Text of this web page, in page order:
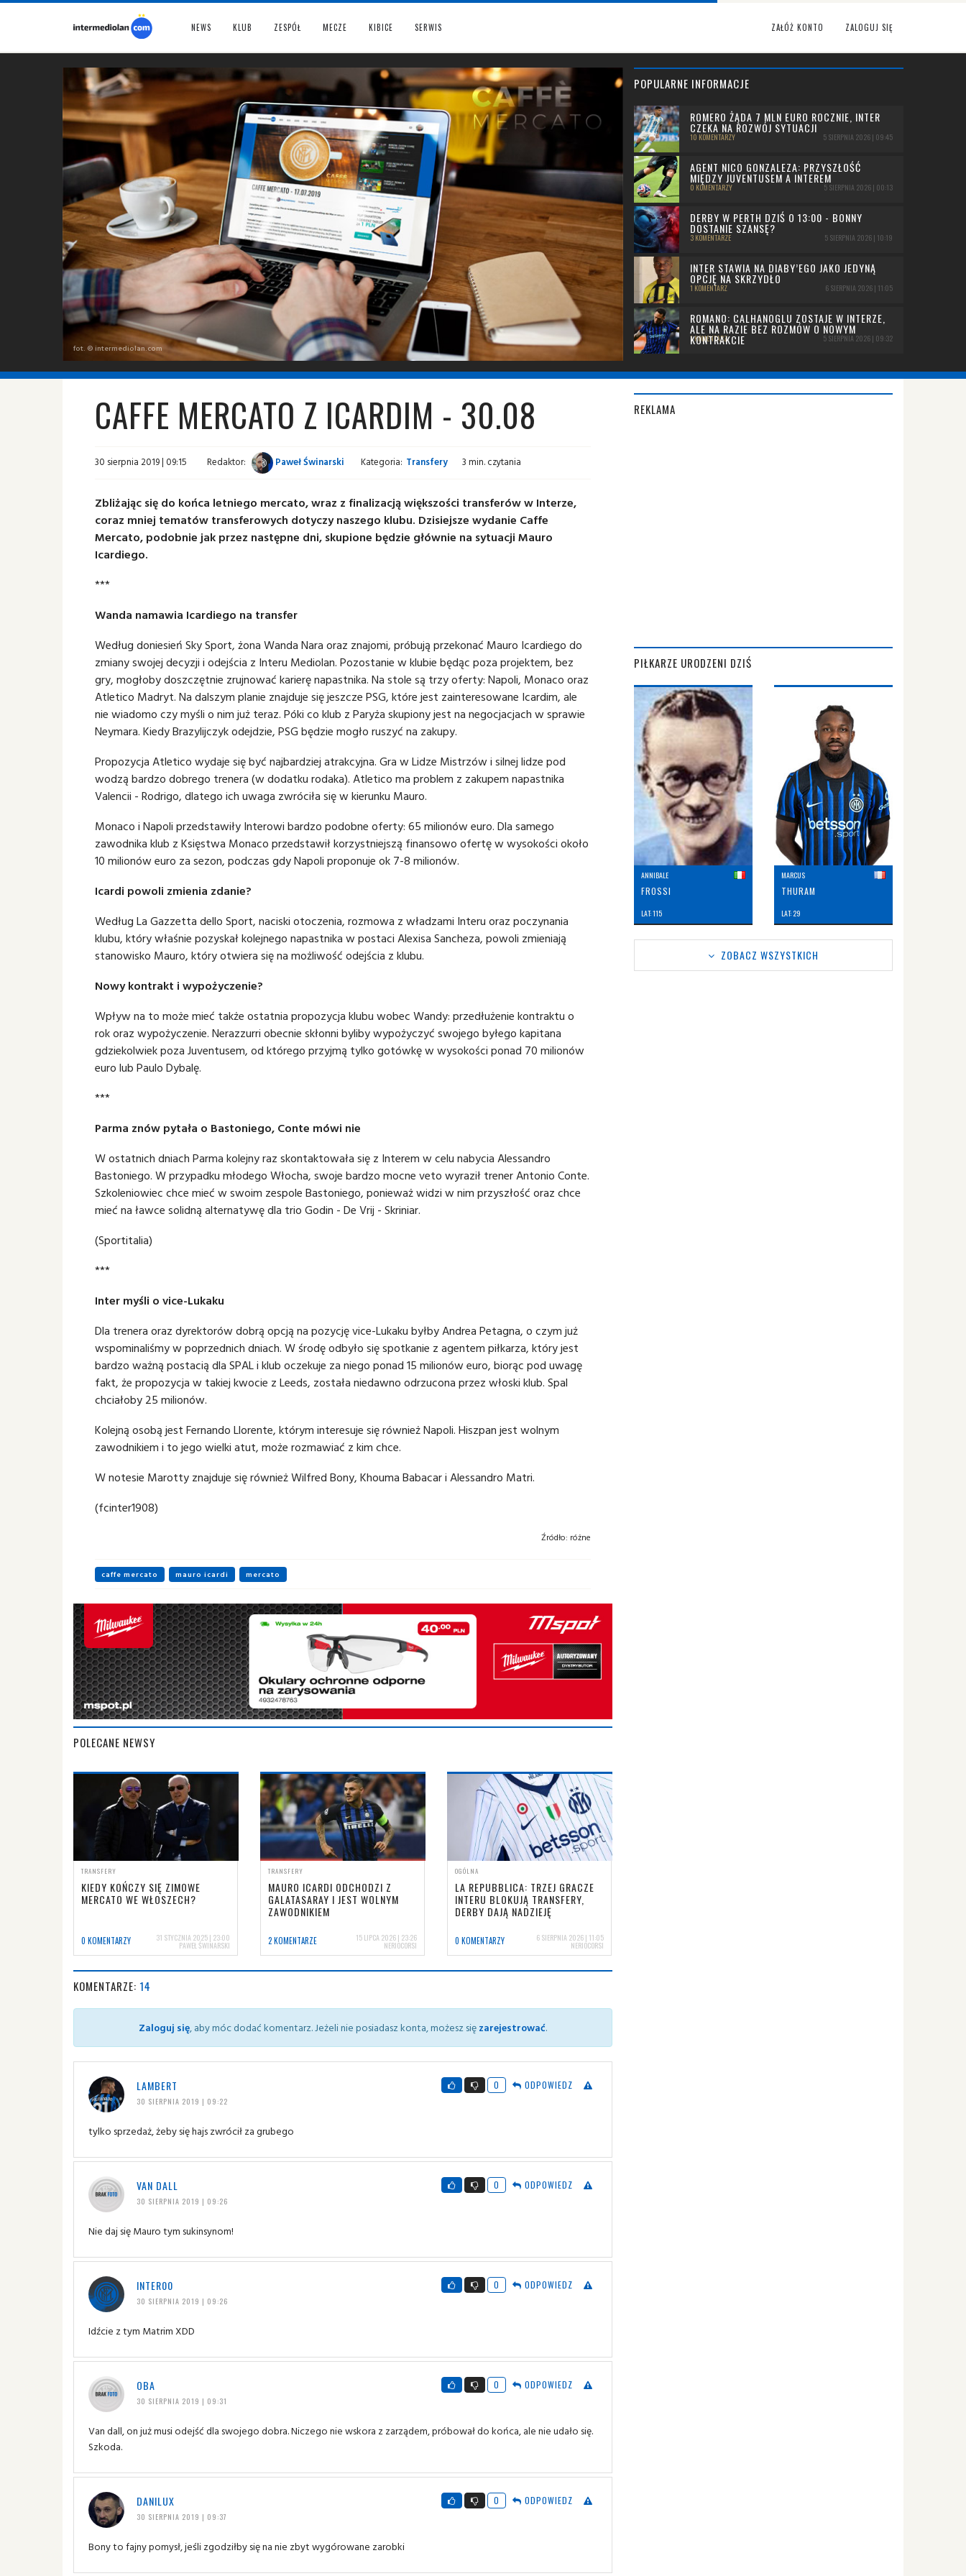
NEWS KLUB ZESPÓŁ MECZE KIBICE SERWIS ZAŁÓŻ KONTO ZALOGUJ SIĘ
fot. © intermediolan.com
POPULARNE INFORMACJE
ROMERO ŻĄDA 7 MLN EURO ROCZNIE, INTER
CZEKA NA ROZWÓJ SYTUACJI
10 KOMENTARZY 5 SIERPNIA 2026 | 09:45
AGENT NICO GONZALEZA: PRZYSZŁOŚĆ
MIĘDZY JUVENTUSEM A INTEREM
0 KOMENTARZY 5 SIERPNIA 2026 | 00:13
DERBY W PERTH DZIŚ O 13:00 - BONNY
DOSTANIE SZANSĘ?
3 KOMENTARZE 5 SIERPNIA 2026 | 10:19
INTER STAWIA NA DIABY’EGO JAKO JEDYNĄ
OPCJĘ NA SKRZYDŁO
1 KOMENTARZ 6 SIERPNIA 2026 | 11:05
ROMANO: CALHANOGLU ZOSTAJE W INTERZE,
ALE NA RAZIE BEZ ROZMÓW O NOWYM
KONTRAKCIE
1 KOMENTARZ 5 SIERPNIA 2026 | 09:32
CAFFE MERCATO Z ICARDIM - 30.08
30 sierpnia 2019 | 09:15 Redaktor: Paweł Świnarski Kategoria: Transfery 3 min. czytania
Zbliżając się do końca letniego mercato, wraz z finalizacją większości transferów w Interze,
coraz mniej tematów transferowych dotyczy naszego klubu. Dzisiejsze wydanie Caffe
Mercato, podobnie jak przez następne dni, skupione będzie głównie na sytuacji Mauro
Icardiego.
***
Wanda namawia Icardiego na transfer
Według doniesień Sky Sport, żona Wanda Nara oraz znajomi, próbują przekonać Mauro Icardiego do
zmiany swojej decyzji i odejścia z Interu Mediolan. Pozostanie w klubie będąc poza projektem, bez
gry, mogłoby doszczętnie zrujnować karierę napastnika. Na stole są trzy oferty: Napoli, Monaco oraz
Atletico Madryt. Na dalszym planie znajduje się jeszcze PSG, które jest zainteresowane Icardim, ale
nie wiadomo czy myśli o nim już teraz. Póki co klub z Paryża skupiony jest na negocjacjach w sprawie
Neymara. Kiedy Brazylijczyk odejdzie, PSG będzie mogło ruszyć na zakupy.
Propozycja Atletico wydaje się być najbardziej atrakcyjna. Gra w Lidze Mistrzów i silnej lidze pod
wodzą bardzo dobrego trenera (w dodatku rodaka). Atletico ma problem z zakupem napastnika
Valencii - Rodrigo, dlatego ich uwaga zwróciła się w kierunku Mauro.
Monaco i Napoli przedstawiły Interowi bardzo podobne oferty: 65 milionów euro. Dla samego
zawodnika klub z Księstwa Monaco przedstawił korzystniejszą finansowo ofertę w wysokości około
10 milionów euro za sezon, podczas gdy Napoli proponuje ok 7-8 milionów.
Icardi powoli zmienia zdanie?
Według La Gazzetta dello Sport, naciski otoczenia, rozmowa z władzami Interu oraz poczynania
klubu, który właśnie pozyskał kolejnego napastnika w postaci Alexisa Sancheza, powoli zmieniają
stanowisko Mauro, który otwiera się na możliwość odejścia z klubu.
Nowy kontrakt i wypożyczenie?
Wpływ na to może mieć także ostatnia propozycja klubu wobec Wandy: przedłużenie kontraktu o
rok oraz wypożyczenie. Nerazzurri obecnie skłonni byliby wypożyczyć swojego byłego kapitana
gdziekolwiek poza Juventusem, od którego przyjmą tylko gotówkę w wysokości ponad 70 milionów
euro lub Paulo Dybalę.
***
Parma znów pytała o Bastoniego, Conte mówi nie
W ostatnich dniach Parma kolejny raz skontaktowała się z Interem w celu nabycia Alessandro
Bastoniego. W przypadku młodego Włocha, swoje bardzo mocne veto wyraził trener Antonio Conte.
Szkoleniowiec chce mieć w swoim zespole Bastoniego, ponieważ widzi w nim przyszłość oraz chce
mieć na ławce solidną alternatywę dla trio Godin - De Vrij - Skriniar.
(Sportitalia)
***
Inter myśli o vice-Lukaku
Dla trenera oraz dyrektorów dobrą opcją na pozycję vice-Lukaku byłby Andrea Petagna, o czym już
wspominaliśmy w poprzednich dniach. W środę odbyło się spotkanie z agentem piłkarza, który jest
bardzo ważną postacią dla SPAL i klub oczekuje za niego ponad 15 milionów euro, biorąc pod uwagę
fakt, że propozycja w takiej kwocie z Leeds, została niedawno odrzucona przez włoski klub. Spal
chciałoby 25 milionów.
Kolejną osobą jest Fernando Llorente, którym interesuje się również Napoli. Hiszpan jest wolnym
zawodnikiem i to jego wielki atut, może rozmawiać z kim chce.
W notesie Marotty znajduje się również Wilfred Bony, Khouma Babacar i Alessandro Matri.
(fcinter1908)
Źródło: różne
caffe mercato mauro icardi mercato
POLECANE NEWSY
TRANSFERY
KIEDY KOŃCZY SIĘ ZIMOWE
MERCATO WE WŁOSZECH?
0 KOMENTARZY 31 STYCZNIA 2025 | 23:00
PAWEŁ ŚWINARSKI
TRANSFERY
MAURO ICARDI ODCHODZI Z
GALATASARAY I JEST WOLNYM
ZAWODNIKIEM
2 KOMENTARZE 15 LIPCA 2026 | 23:26
NERIOCORSI
OGÓLNA
LA REPUBBLICA: TRZEJ GRACZE
INTERU BLOKUJĄ TRANSFERY,
DERBY DAJĄ NADZIEJĘ
0 KOMENTARZY 6 SIERPNIA 2026 | 11:05
NERIOCORSI
KOMENTARZE: 14
Zaloguj się, aby móc dodać komentarz. Jeżeli nie posiadasz konta, możesz sięzarejestrować.
LAMBERT
30 SIERPNIA 2019 | 09:22
0 ODPOWIEDZ
tylko sprzedaż, żeby się hajs zwrócił za grubego
VAN DALL
30 SIERPNIA 2019 | 09:26
0 ODPOWIEDZ
Nie daj się Mauro tym sukinsynom!
INTER00
30 SIERPNIA 2019 | 09:26
0 ODPOWIEDZ
Idźcie z tym Matrim XDD
OBA
30 SIERPNIA 2019 | 09:31
0 ODPOWIEDZ
Van dall, on już musi odejść dla swojego dobra. Niczego nie wskora z zarządem, próbował do końca, ale nie udało się.
Szkoda.
DANILUX
30 SIERPNIA 2019 | 09:37
0 ODPOWIEDZ
Bony to fajny pomysł, jeśli zgodziłby się na nie zbyt wygórowane zarobki
REKLAMA
PIŁKARZE URODZENI DZIŚ
ANNIBALE
FROSSI
LAT: 115
MARCUS
THURAM
LAT: 29
ZOBACZ WSZYSTKICH